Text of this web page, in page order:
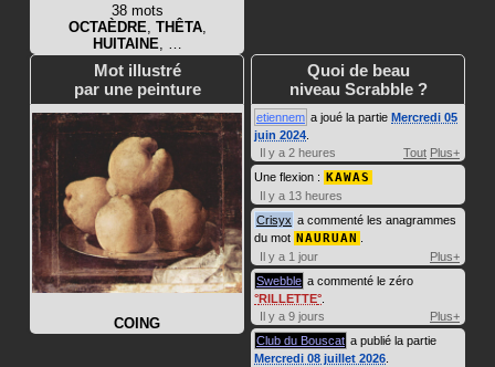
38 mots
OCTAÈDRE THÊTA,
HUITAINE
Mot illustré
par une peinture
COING
Quoi de beau
niveau Scrabble ?
etiennem a joué la partie Mercredi 05
juin 2024
Il y a 2 heures
Tout Plus+
Une flexion : KAWAS
Il y a 13 heures
Crisyx a commenté les anagrammes
du mot NAURUAN
Il y a 1 jour
Plus+
Swebble a commenté le zéro
RILLETTE
Il y a 9 jours
Plus+
Club du Bouscat a publié la partie
Mercredi 08 juillet 2026